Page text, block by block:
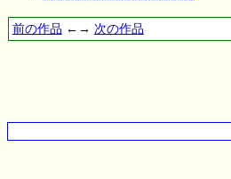
前の作品 ←→ 次の作品